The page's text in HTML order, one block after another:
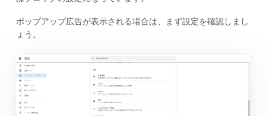
ポップアップ広告が表示される場合は、まず設定を確認しまし
ょう。